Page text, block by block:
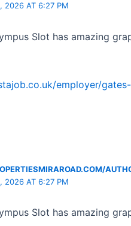
2026 AT 6:27 PM
Slot has amazing
employer/
2026 AT 6:27 PM
Slot has amazing